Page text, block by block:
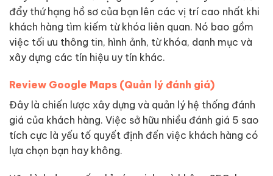
đẩy thứ hạng hồ sơ của bạn lên các vị trí cao nhất khi
khách hàng tìm kiếm từ khóa liên quan. Nó bao gồm
việc tối ưu thông tin, hình ảnh, từ khóa, danh mục và
xây dựng các tín hiệu uy tín khác.
Review Google Maps (Quản lý đánh giá)
Đây là chiến lược xây dựng và quản lý hệ thống đánh
giá của khách hàng. Việc sở hữu nhiều đánh giá 5 sao
tích cực là yếu tố quyết định đến việc khách hàng có
lựa chọn bạn hay không.